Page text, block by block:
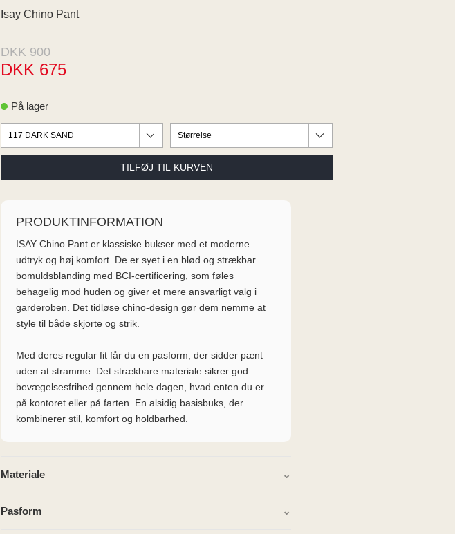
Isay Chino Pant
DKK 900
DKK 675
På lager
PRODUKTINFORMATION
ISAY Chino Pant er klassiske bukser med et moderne
udtryk og høj komfort. De er syet i en blød og strækbar
bomuldsblanding med BCI-certificering, som føles
behagelig mod huden og giver et mere ansvarligt valg i
garderoben. Det tidløse chino-design gør dem nemme at
style til både skjorte og strik.
Med deres regular fit får du en pasform, der sidder pænt
uden at stramme. Det strækbare materiale sikrer god
bevægelsesfrihed gennem hele dagen, hvad enten du er
på kontoret eller på farten. En alsidig basisbuks, der
kombinerer stil, komfort og holdbarhed.
Materiale
Pasform